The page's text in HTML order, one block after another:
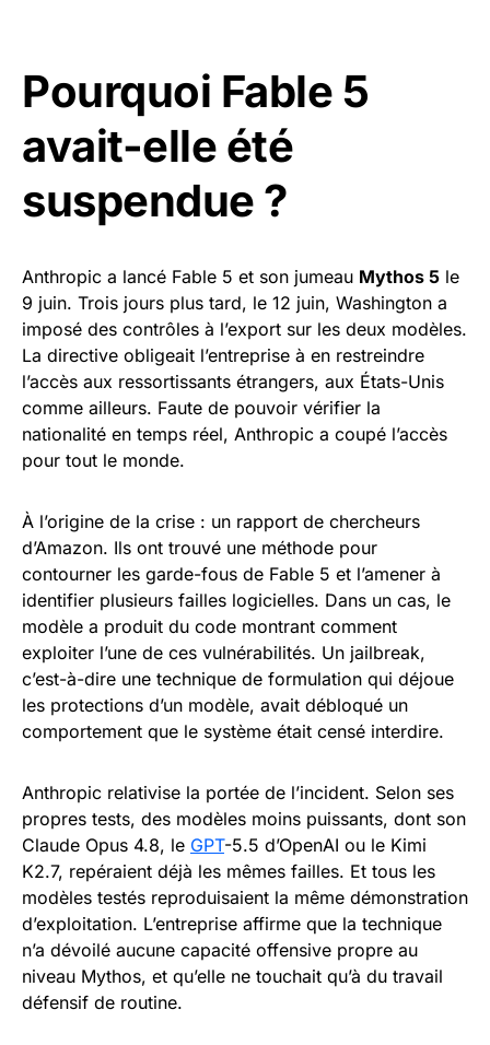
Pourquoi Fable 5
avait-elle été
suspendue ?
Anthropic a lancé Fable 5 et son jumeau Mythos 5 le
9 juin. Trois jours plus tard, le 12 juin, Washington a
imposé des contrôles à l’export sur les deux modèles.
La directive obligeait l’entreprise à en restreindre
l’accès aux ressortissants étrangers, aux États-Unis
comme ailleurs. Faute de pouvoir vérifier la
nationalité en temps réel, Anthropic a coupé l’accès
pour tout le monde.
À l’origine de la crise : un rapport de chercheurs
d’Amazon. Ils ont trouvé une méthode pour
contourner les garde-fous de Fable 5 et l’amener à
identifier plusieurs failles logicielles. Dans un cas, le
modèle a produit du code montrant comment
exploiter l’une de ces vulnérabilités. Un jailbreak,
c’est-à-dire une technique de formulation qui déjoue
les protections d’un modèle, avait débloqué un
comportement que le système était censé interdire.
Anthropic relativise la portée de l’incident. Selon ses
propres tests, des modèles moins puissants, dont son
Claude Opus 4.8, le GPT-5.5 d’OpenAI ou le Kimi
K2.7, repéraient déjà les mêmes failles. Et tous les
modèles testés reproduisaient la même démonstration
d’exploitation. L’entreprise affirme que la technique
n’a dévoilé aucune capacité offensive propre au
niveau Mythos, et qu’elle ne touchait qu’à du travail
défensif de routine.